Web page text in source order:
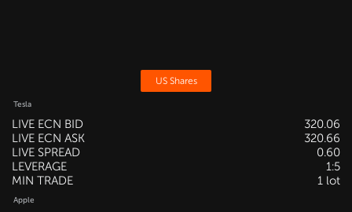
US Shares
Tesla
LIVE ECN BID
320.06
LIVE ECN ASK
320.66
LIVE SPREAD
0.60
LEVERAGE
1:5
MIN TRADE
1 lot
Apple